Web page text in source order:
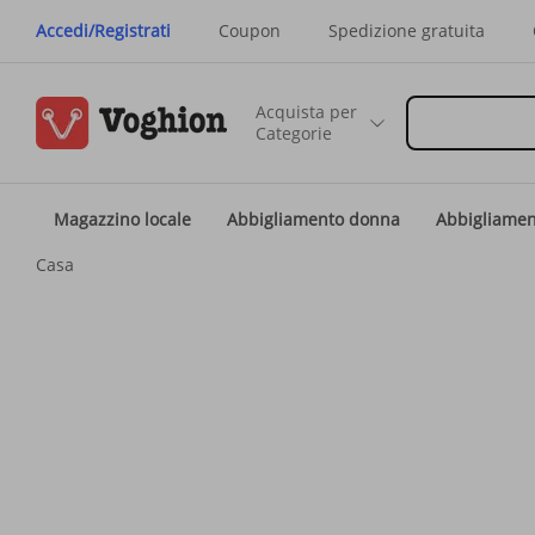
Accedi/Registrati Coupon Spedizione gratuita
Acquista per
Categorie
Magazzino locale Abbigliamento donna
Casa